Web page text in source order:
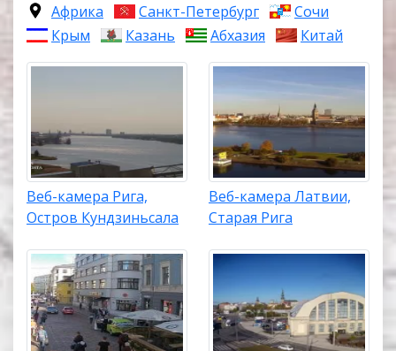
Африка
Санкт-Петербург
Сочи
Крым
Казань Абхазия Китай
Веб-камера Рига,
Остров Кундзиньсала
Веб-камера Латвии,
Старая Рига